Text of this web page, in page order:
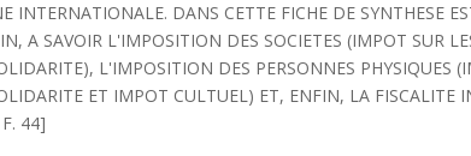
INTERNATIONALE. DANS CETTE FICHE DE SYNTHESE
A SAVOIR L'IMPOSITION DES SOCIETES (IMPOT SUR
L'IMPOSITION DES PERSONNES PHYSIQUES
ET IMPOT CULTUEL) ET, ENFIN, LA FISCALITE
44]